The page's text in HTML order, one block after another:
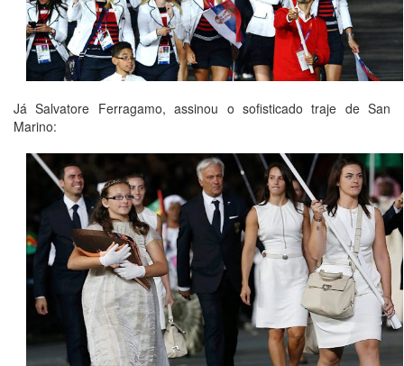
Já Salvatore Ferragamo, assinou o sofisticado traje de San
Marino: